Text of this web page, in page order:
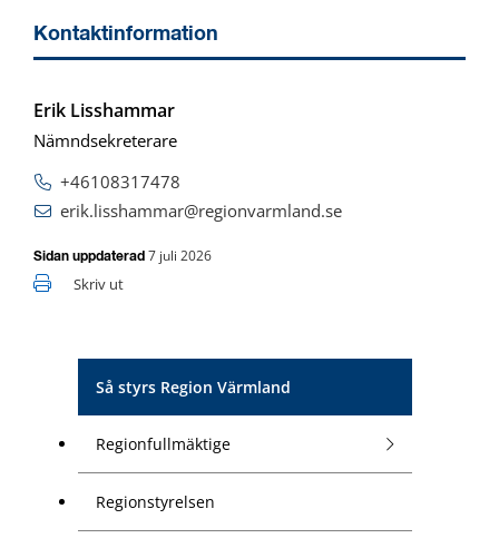
Så styrs Region Värmland
Regionfullmäktige
Regionstyrelsen
Kontaktinformation
Erik Lisshammar
Nämndsekreterare
+46108317478
erik.lisshammar@regionvarmland.se
Sidan uppdaterad 7 juli 2026
Skriv ut